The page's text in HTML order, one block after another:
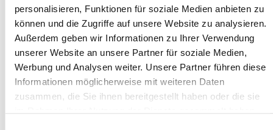
personalisieren, Funktionen für soziale Medien anbieten zu
können und die Zugriffe auf unsere Website zu analysieren.
Außerdem geben wir Informationen zu Ihrer Verwendung
unserer Website an unsere Partner für soziale Medien,
Werbung und Analysen weiter. Unsere Partner führen diese
Informationen möglicherweise mit weiteren Daten
zusammen, die Sie ihnen bereitgestellt haben oder die sie